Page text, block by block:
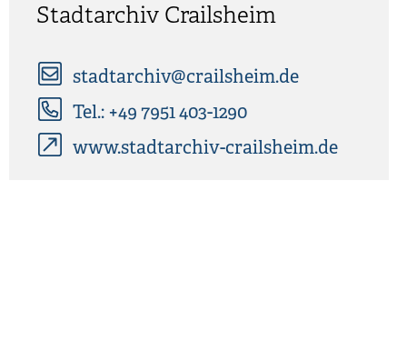
Stadtarchiv Crailsheim
stadtarchiv@crailsheim.de
Tel.: +49 7951 403-1290
www.stadtarchiv-crailsheim.de